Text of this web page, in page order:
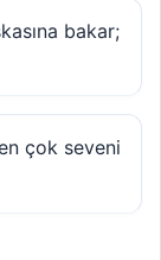
bakar;
çok seveni